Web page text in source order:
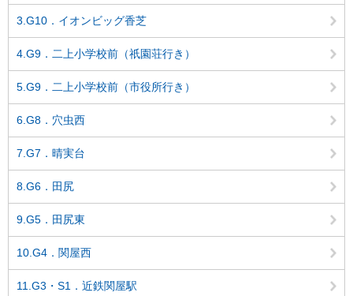
3.G10．イオンビッグ香芝
4.G9．二上小学校前（祇園荘行き）
5.G9．二上小学校前（市役所行き）
6.G8．穴虫西
7.G7．晴実台
8.G6．田尻
9.G5．田尻東
10.G4．関屋西
11.G3・S1．近鉄関屋駅